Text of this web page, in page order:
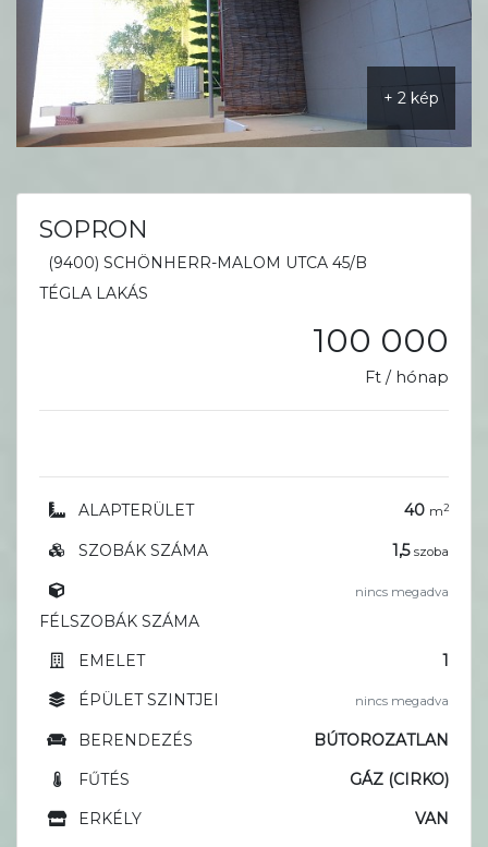
+ 2 kép
SOPRON
(9400) SCHÖNHERR-MALOM UTCA 45/B
TÉGLA LAKÁS
100 000
Ft / hónap
ALAPTERÜLET 40 m2
SZOBÁK SZÁMA 1,5 szoba
FÉLSZOBÁK SZÁMA
nincs megadva
EMELET
1
ÉPÜLET SZINTJEI
nincs megadva
BERENDEZÉS
BÚTOROZATLAN
FŰTÉS
GÁZ (CIRKO)
ERKÉLY
VAN